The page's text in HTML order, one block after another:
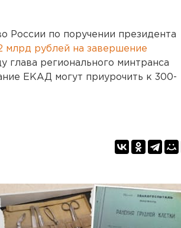
России по поручении президента
млрд рублей на завершение
регионального минтранса
ЕКАД могут приурочить к 300-